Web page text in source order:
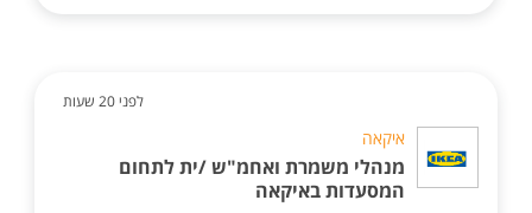
לפני 20 שעות
איקאה
מנהלי משמרת ואחמ"ש /ית לתחום
המסעדות באיקאה